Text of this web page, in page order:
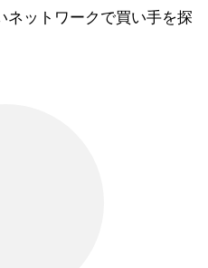
ネットワークで買い手を探